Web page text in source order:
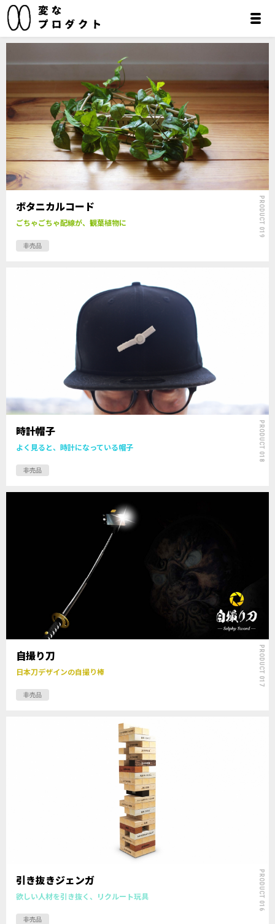
PRODUCT 019
ボタニカルコード
ごちゃごちゃ配線が、観葉植物に
非売品
PRODUCT 018
時計帽子
よく見ると、時計になっている帽子
非売品
PRODUCT 017
自撮り刀
日本刀デザインの自撮り棒
非売品
PRODUCT 016
引き抜きジェンガ
欲しい人材を引き抜く、リクルート玩具
非売品